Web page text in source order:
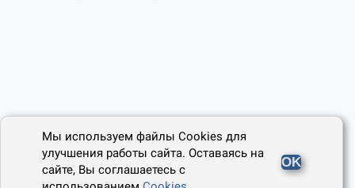
Мы используем файлы Cookies для
улучшения работы сайта. Оставаясь на
сайте, Вы соглашаетесь с
OK